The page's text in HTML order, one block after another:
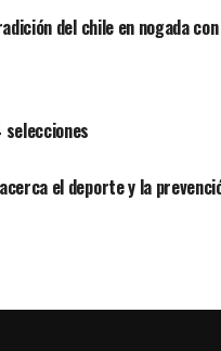
del chile en nogada
selecciones
el deporte y la